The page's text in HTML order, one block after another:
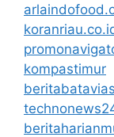
kompastimur
beritabatavias